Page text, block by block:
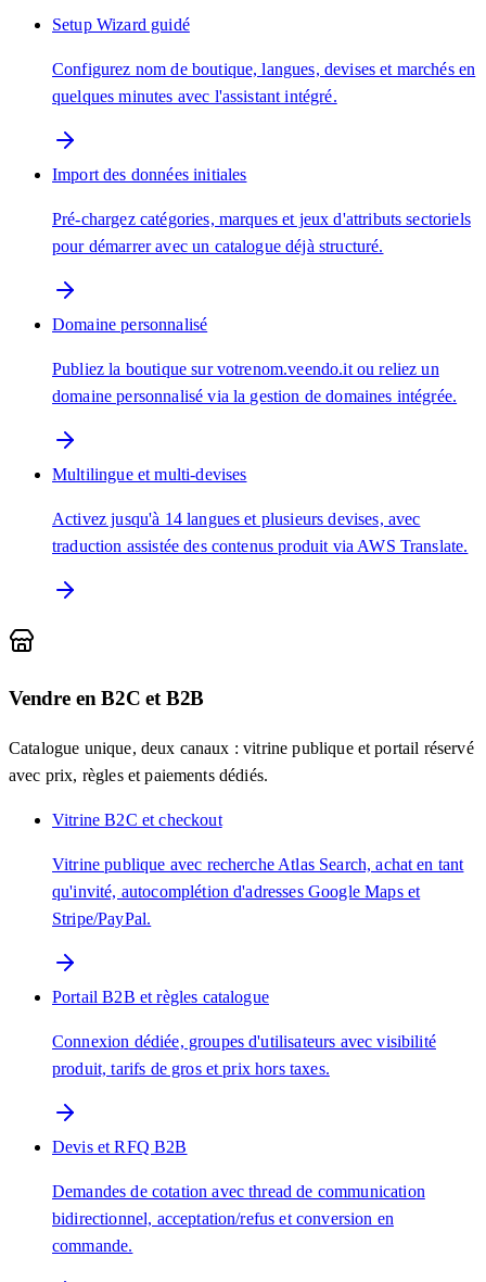
Setup Wizard guidé
Configurez nom de boutique, langues, devises et marchés en
quelques minutes avec l'assistant intégré.
Import des données initiales
Pré-chargez catégories, marques et jeux d'attributs sectoriels
pour démarrer avec un catalogue déjà structuré.
Domaine personnalisé
Publiez la boutique sur votrenom.veendo.it ou reliez un
domaine personnalisé via la gestion de domaines intégrée.
Multilingue et multi-devises
Activez jusqu'à 14 langues et plusieurs devises, avec
traduction assistée des contenus produit via AWS Translate.
Vendre en B2C et B2B
Catalogue unique, deux canaux : vitrine publique et portail réservé
avec prix, règles et paiements dédiés.
Vitrine B2C et checkout
Vitrine publique avec recherche Atlas Search, achat en tant
qu'invité, autocomplétion d'adresses Google Maps et
Stripe/PayPal.
Portail B2B et règles catalogue
Connexion dédiée, groupes d'utilisateurs avec visibilité
produit, tarifs de gros et prix hors taxes.
Devis et RFQ B2B
Demandes de cotation avec thread de communication
bidirectionnel, acceptation/refus et conversion en
commande.